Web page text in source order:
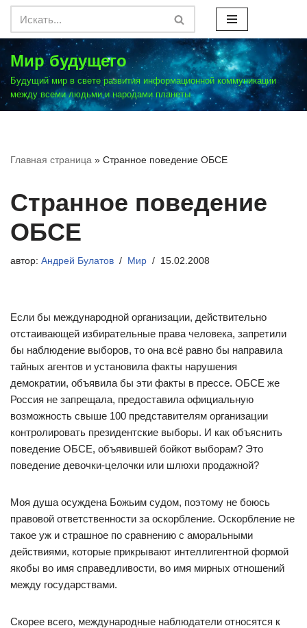
Перейти
к
содержимому
Мир будущего
Будущий мир в свете развития информационной коммуникации
между всеми людьми и народами планеты
Главная страница » Странное поведение ОБСЕ
Странное поведение
ОБСЕ
автор: Андрей Булатов Мир 15.02.2008
Если бы международной организации, действительно
отстаивающей избирательные права человека, запретили
бы наблюдение выборов, то она всё равно бы направила
тайных агентов и установила факты нарушения
демократии, объявила бы эти факты в прессе. ОБСЕ же
Россия не запрещала, предоставила официальную
возможность свыше 100 представителям организации
контролировать президентские выборы. И как объяснить
поведение ОБСЕ, объявившей бойкот выборам? Это
поведение девочки-целочки или шлюхи продажной?
Моя душа осуждена Божьим судом, поэтому не боюсь
правовой ответственности за оскорбление. Оскорбление не
такое уж и страшное по сравнению с аморальными
действиями, которые прикрывают интеллигентной формой
якобы во имя справедливости, во имя мирных отношений
между государствами.
Скорее всего, международные наблюдатели относятся к